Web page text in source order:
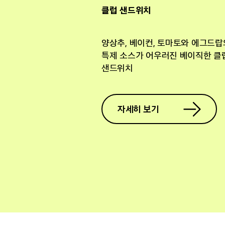
클럽 샌드위치
양상추, 베이컨, 토마토와 에그드랍
특제 소스가 어우러진 베이직한 클
샌드위치
자세히 보기